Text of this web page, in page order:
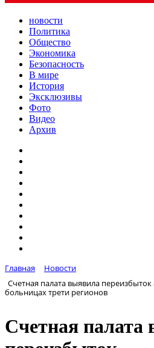
новости
Политика
Общество
Экономика
Безопасность
В мире
История
Эксклюзивы
Фото
Видео
Архив
Главная
Новости
Счетная палата выявила
больницах трети регионов
Счетная палата